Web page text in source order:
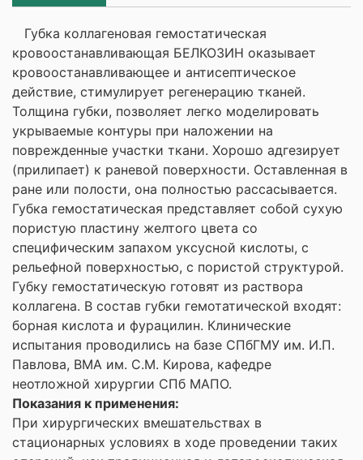
Губка коллагеновая гемостатическая
кровоостанавливающая БЕЛКОЗИН оказывает
кровоостанавливающее и антисептическое
действие, стимулирует регенерацию тканей.
Толщина губки, позволяет легко моделировать
укрываемые контуры при наложении на
поврежденные участки ткани. Хорошо адгезирует
(прилипает) к раневой поверхности. Оставленная в
ране или полости, она полностью рассасывается.
Губка гемостатическая представляет собой сухую
пористую пластину желтого цвета со
специфическим запахом уксусной кислоты, с
рельефной поверхностью, с пористой структурой.
Губку гемостатическую готовят из раствора
коллагена. В состав губки гемотатической входят:
борная кислота и фурацилин. Клинические
испытания проводились на базе СПбГМУ им. И.П.
Павлова, ВМА им. С.М. Кирова, кафедре
неотложной хирургии СПб МАПО.
Показания к применения:
При хирургических вмешательствах в
стационарных условиях в ходе проведении таких